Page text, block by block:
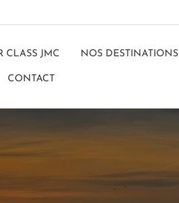
CLASS JMC NOS DESTINATIONS
CONTACT